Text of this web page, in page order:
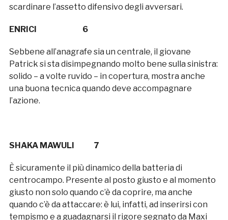
scardinare l’assetto difensivo degli avversari.
ENRICI 6
Sebbene all’anagrafe sia un centrale, il giovane
Patrick si sta disimpegnando molto bene sulla sinistra:
solido – a volte ruvido – in copertura, mostra anche
una buona tecnica quando deve accompagnare
l’azione.
SHAKA MAWULI 7
È sicuramente il più dinamico della batteria di
centrocampo. Presente al posto giusto e al momento
giusto non solo quando c’è da coprire, ma anche
quando c’è da attaccare: è lui, infatti, ad inserirsi con
tempismo e a guadagnarsi il rigore segnato da Maxi